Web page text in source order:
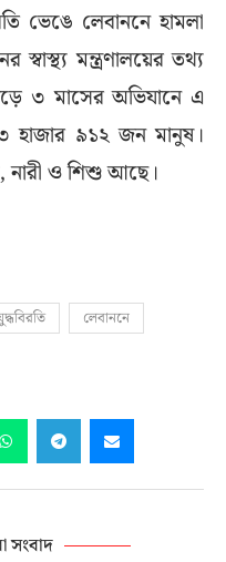
ভেঙে লেবাননে হামলা
মন্ত্রণালয়ের তথ্য
৩ মাসের অভিযানে এ
হাজার ৯১২ জন মানুষ।
নারী ও শিশু আছে।
লেবাননে